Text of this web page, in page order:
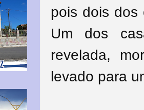
pois dois dos
Um dos
revelada,
levado para